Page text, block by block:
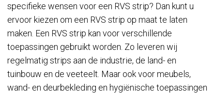
specifieke wensen voor een RVS strip? Dan kunt u
ervoor kiezen om een RVS strip op maat te laten
maken. Een RVS strip kan voor verschillende
toepassingen gebruikt worden. Zo leveren wij
regelmatig strips aan de industrie, de land- en
tuinbouw en de veeteelt. Maar ook voor meubels,
wand- en deurbekleding en hygiënische toepassingen